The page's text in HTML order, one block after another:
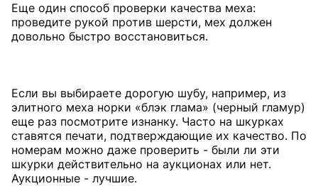
Еще один способ проверки качества меха:
проведите рукой против шерсти, мех должен
довольно быстро восстановиться.
Если вы выбираете дорогую шубу, например, из
элитного меха норки «блэк глама» (черный гламур)
еще раз посмотрите изнанку. Часто на шкурках
ставятся печати, подтверждающие их качество. По
номерам можно даже проверить - были ли эти
шкурки действительно на аукционах или нет.
Аукционные - лучшие.